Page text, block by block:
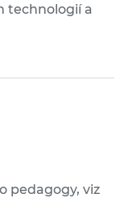
technologií a
pedagogy, viz